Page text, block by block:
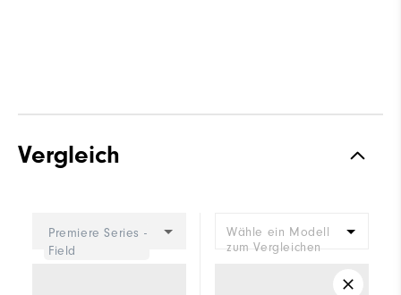
Vergleich
Premiere Series -
Field
Wähle ein Modell
zum Vergleichen